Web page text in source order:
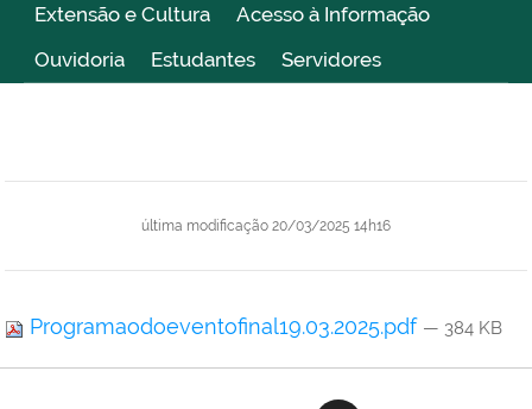
Extensão e Cultura
Acesso à Informação
Ouvidoria
Estudantes Servidores
última modificação 20/03/2025 14h16
Programaodoeventofinal19.03.2025.pdf — 384 KB